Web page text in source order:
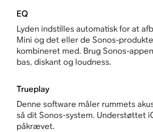
EQ
Lyden indstilles automatisk for at
Mini og det eller de Sonos-
kombineret med. Brug Sonos-
bas, diskant og loudness.
Trueplay
Denne software måler rummets
så dit Sonos-system. Understøttet
påkrævet.